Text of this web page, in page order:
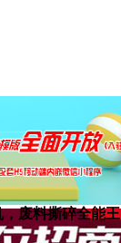
废料撕碎全能王